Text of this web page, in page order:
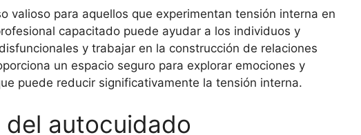
valioso para aquellos que experimentan tensión interna en
capacitado puede ayudar a los individuos y
y trabajar en la construcción de relaciones
un espacio seguro para explorar emociones y
puede reducir significativamente la tensión interna.
autocuidado